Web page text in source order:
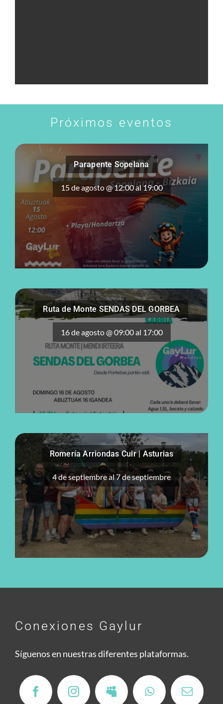
Próximos eventos
Parapente Sopelana
15 de agosto @ 12:00al19:00
Ruta de Monte SENDAS DEL GORBEA
16 de agosto @ 09:00al 17:00
Romería Arriondas Cuir | Asturias
4 de septiembreal7 de septiembre
Conexiones Gaylur
Síguenos en nuestras diferentes plataformas.